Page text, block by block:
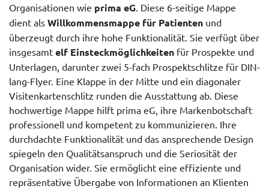
Organisationen wie prima eG . Diese 6-seitige Mappe
dient als Willkommensmappe für Patienten und
überzeugt durch ihre hohe Funktionalität. Sie verfügt über
insgesamt elf Einsteckmöglichkeiten für Prospekte und
Unterlagen, darunter zwei 5-fach Prospektschlitze für DIN-
lang-Flyer. Eine Klappe in der Mitte und ein diagonaler
Visitenkartenschlitz runden die Ausstattung ab. Diese
hochwertige Mappe hilft prima eG, ihre Markenbotschaft
professionell und kompetent zu kommunizieren. Ihre
durchdachte Funktionalität und das ansprechende Design
spiegeln den Qualitätsanspruch und die Seriosität der
Organisation wider. Sie ermöglicht eine effiziente und
repräsentative Übergabe von Informationen an Klienten